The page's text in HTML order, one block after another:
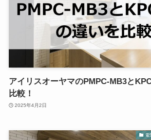
アイリスオーヤマのPMPC-MB3と
比較！
2025年4月2日
電